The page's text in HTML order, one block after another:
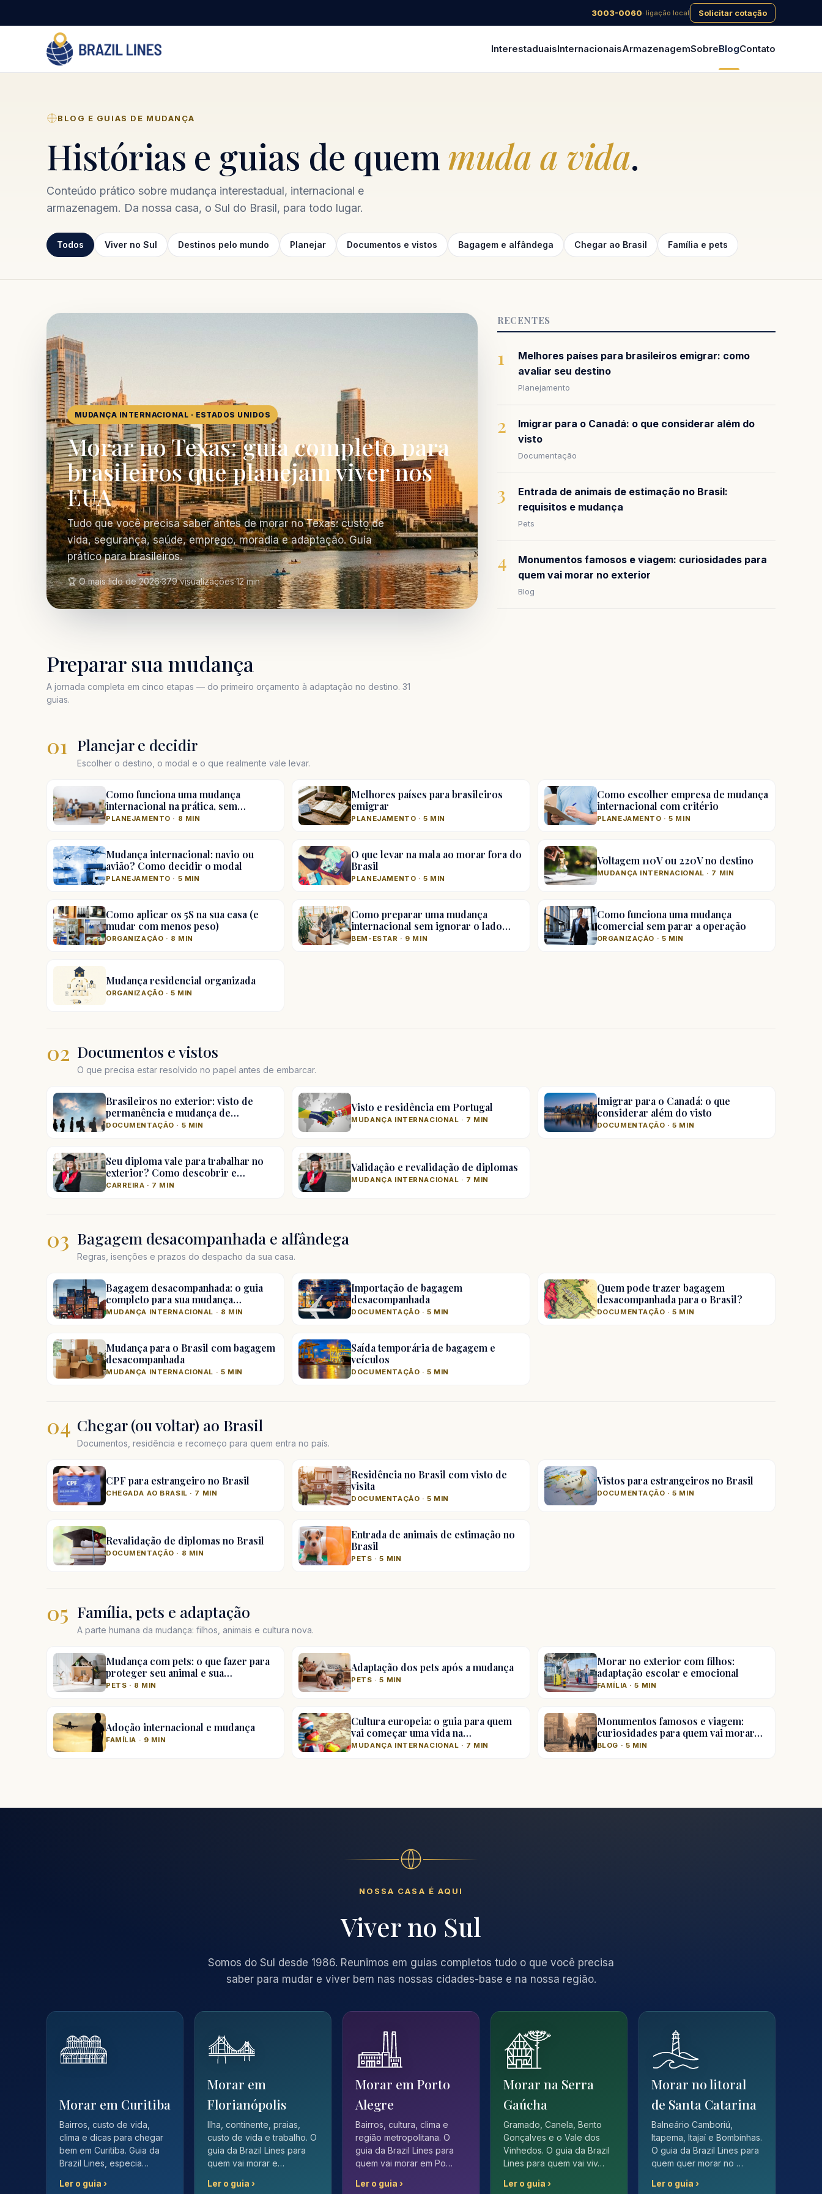
3003-0060· ligação local Solicitar cotação
InterestaduaisInternacionaisArmazenagemSobreBlogContato
BLOG E GUIAS DE MUDANÇA
Histórias e guias de quem muda a vida.
Conteúdo prático sobre mudança interestadual, internacional e
armazenagem. Da nossa casa, o Sul do Brasil, para todo lugar.
Todos Viver no Sul Destinos pelo mundo Planejar Documentos e vistos Bagagem e alfândega Chegar ao Brasil Família e pets
MUDANÇA INTERNACIONAL · ESTADOS UNIDOS
Morar no Texas: guia completo para
brasileiros que planejam viver nos
EUA
Tudo que você precisa saber antes de morar no Texas: custo de
vida, segurança, saúde, emprego, moradia e adaptação. Guia
prático para brasileiros.
🏆 O mais lido de 2026·379 visualizações·12 min
RECENTES
1
Melhores países para brasileiros emigrar: como
avaliar seu destino
Planejamento
2
Imigrar para o Canadá: o que considerar além do
visto
Documentação
3
Entrada de animais de estimação no Brasil:
requisitos e mudança
Pets
4
Monumentos famosos e viagem: curiosidades para
quem vai morar no exterior
Blog
Preparar sua mudança
A jornada completa em cinco etapas — do primeiro orçamento à adaptação no destino. 31
guias.
01 Planejar e decidir
Escolher o destino, o modal e o que realmente vale levar.
Como funciona uma mudança
internacional na prática, sem…
PLANEJAMENTO · 8 MIN
Melhores países para brasileiros
emigrar
PLANEJAMENTO · 5 MIN
Como escolher empresa de mudança
internacional com critério
PLANEJAMENTO · 5 MIN
Mudança internacional: navio ou
avião? Como decidir o modal
PLANEJAMENTO · 5 MIN
O que levar na mala ao morar fora do
Brasil
PLANEJAMENTO · 5 MIN
Voltagem 110V ou 220V no destino
MUDANÇA INTERNACIONAL · 7 MIN
Como aplicar os 5S na sua casa (e
mudar com menos peso)
ORGANIZAÇÃO · 8 MIN
Como preparar uma mudança
internacional sem ignorar o lado…
BEM-ESTAR · 9 MIN
Como funciona uma mudança
comercial sem parar a operação
ORGANIZAÇÃO · 5 MIN
Mudança residencial organizada
ORGANIZAÇÃO · 5 MIN
02 Documentos e vistos
O que precisa estar resolvido no papel antes de embarcar.
Brasileiros no exterior: visto de
permanência e mudança de…
DOCUMENTAÇÃO · 5 MIN
Visto e residência em Portugal
MUDANÇA INTERNACIONAL · 7 MIN
Imigrar para o Canadá: o que
considerar além do visto
DOCUMENTAÇÃO · 5 MIN
Seu diploma vale para trabalhar no
exterior? Como descobrir e…
CARREIRA · 7 MIN
Validação e revalidação de diplomas
MUDANÇA INTERNACIONAL · 7 MIN
03 Bagagem desacompanhada e alfândega
Regras, isenções e prazos do despacho da sua casa.
Bagagem desacompanhada: o guia
completo para sua mudança…
MUDANÇA INTERNACIONAL · 8 MIN
Importação de bagagem
desacompanhada
DOCUMENTAÇÃO · 5 MIN
Quem pode trazer bagagem
desacompanhada para o Brasil?
DOCUMENTAÇÃO · 5 MIN
Mudança para o Brasil com bagagem
desacompanhada
MUDANÇA INTERNACIONAL · 5 MIN
Saída temporária de bagagem e
veículos
DOCUMENTAÇÃO · 5 MIN
04 Chegar (ou voltar) ao Brasil
Documentos, residência e recomeço para quem entra no país.
CPF para estrangeiro no Brasil
CHEGADA AO BRASIL · 7 MIN
Residência no Brasil com visto de
visita
DOCUMENTAÇÃO · 5 MIN
Vistos para estrangeiros no Brasil
DOCUMENTAÇÃO · 5 MIN
Revalidação de diplomas no Brasil
DOCUMENTAÇÃO · 8 MIN
Entrada de animais de estimação no
Brasil
PETS · 5 MIN
05 Família, pets e adaptação
A parte humana da mudança: filhos, animais e cultura nova.
Mudança com pets: o que fazer para
proteger seu animal e sua…
PETS · 8 MIN
Adaptação dos pets após a mudança
PETS · 5 MIN
Morar no exterior com filhos:
adaptação escolar e emocional
FAMÍLIA · 5 MIN
Adoção internacional e mudança
FAMÍLIA · 9 MIN
Cultura europeia: o guia para quem
vai começar uma vida na…
MUDANÇA INTERNACIONAL · 7 MIN
Monumentos famosos e viagem:
curiosidades para quem vai morar…
BLOG · 5 MIN
NOSSA CASA É AQUI
Viver no Sul
Somos do Sul desde 1986. Reunimos em guias completos tudo o que você precisa
saber para mudar e viver bem nas nossas cidades-base e na nossa região.
Morar em Curitiba
Bairros, custo de vida,
clima e dicas para chegar
bem em Curitiba. Guia da
Brazil Lines, especia…
Ler o guia ›
Morar em
Florianópolis
Ilha, continente, praias,
custo de vida e trabalho. O
guia da Brazil Lines para
quem vai morar e…
Ler o guia ›
Morar em Porto
Alegre
Bairros, cultura, clima e
região metropolitana. O
guia da Brazil Lines para
quem vai morar em Po…
Ler o guia ›
Morar na Serra
Gaúcha
Gramado, Canela, Bento
Gonçalves e o Vale dos
Vinhedos. O guia da Brazil
Lines para quem vai viv…
Ler o guia ›
Morar no litoral
de Santa Catarina
Balneário Camboriú,
Itapema, Itajaí e Bombinhas.
O guia da Brazil Lines para
quem quer morar no …
Ler o guia ›